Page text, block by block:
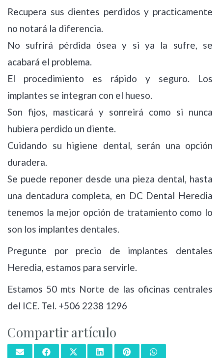
Recupera sus dientes perdidos y practicamente
no notará la diferencia.
No sufrirá pérdida ósea y si ya la sufre, se
acabará el problema.
El procedimiento es rápido y seguro. Los
implantes se integran con el hueso.
Son fijos, masticará y sonreirá como si nunca
hubiera perdido un diente.
Cuidando su higiene dental, serán una opción
duradera.
Se puede reponer desde una pieza dental, hasta
una dentadura completa, en DC Dental Heredia
tenemos la mejor opción de tratamiento como lo
son los implantes dentales.
Pregunte por precio de implantes dentales
Heredia, estamos para servirle.
Estamos 50 mts Norte de las oficinas centrales
del ICE. Tel. +506 2238 1296
Compartir artículo